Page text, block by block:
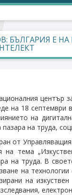
БЪЛГАРИЯ Е
център
на 18
на
на труда,
от
на тема
на труда. В
на
на